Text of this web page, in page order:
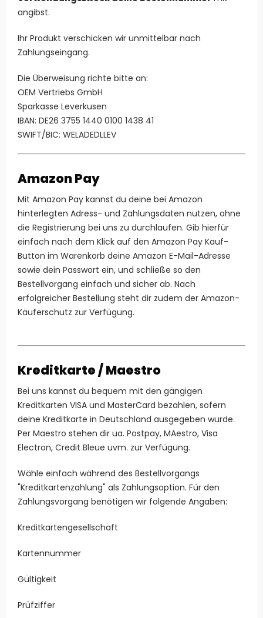
angibst.
Ihr Produkt verschicken wir unmittelbar nach
Zahlungseingang.
Die Überweisung richte bitte an:
OEM Vertriebs GmbH
Sparkasse Leverkusen
IBAN: DE26 3755 1440 0100 1438 41
SWIFT/BIC: WELADEDLLEV
Amazon Pay
Mit Amazon Pay kannst du deine bei Amazon
hinterlegten Adress- und Zahlungsdaten nutzen, ohne
die Registrierung bei uns zu durchlaufen. Gib hierfür
einfach nach dem Klick auf den Amazon Pay Kauf-
Button im Warenkorb deine Amazon E-Mail-Adresse
sowie dein Passwort ein, und schließe so den
Bestellvorgang einfach und sicher ab. Nach
erfolgreicher Bestellung steht dir zudem der Amazon-
Käuferschutz zur Verfügung.
Kreditkarte / Maestro
Bei uns kannst du bequem mit den gängigen
Kreditkarten VISA und MasterCard bezahlen, sofern
deine Kreditkarte in Deutschland ausgegeben wurde.
Per Maestro stehen dir ua. Postpay, MAestro, Visa
Electron, Credit Bleue uvm. zur Verfügung.
Wähle einfach während des Bestellvorgangs
"Kreditkartenzahlung" als Zahlungsoption. Für den
Zahlungsvorgang benötigen wir folgende Angaben:
Kreditkartengesellschaft
Kartennummer
Gültigkeit
Prüfziffer